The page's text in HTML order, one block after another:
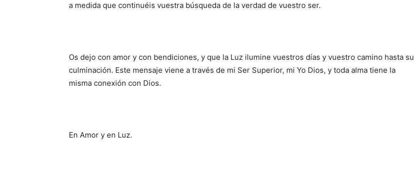
a medida que continuéis vuestra búsqueda de la verdad de vuestro ser.
Os dejo con amor y con bendiciones, y que la Luz ilumine vuestros días y vuestro camino hasta su
culminación. Este mensaje viene a través de mi Ser Superior, mi Yo Dios, y toda alma tiene la
misma conexión con Dios.
En Amor y en Luz.